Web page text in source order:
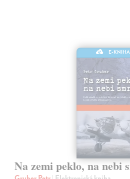
E-KNIHA
Na zemi peklo, na nebi